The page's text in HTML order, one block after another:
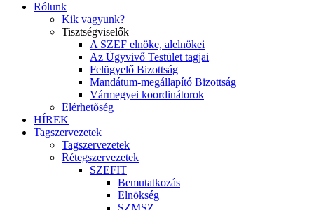
Rólunk
Kik vagyunk?
Tisztségviselők
A SZEF elnöke, alelnökei
Az Ügyvivő Testület tagjai
Felügyelő Bizottság
Mandátum-megállapító Bizottság
Vármegyei koordinátorok
Elérhetőség
HÍREK
Tagszervezetek
Tagszervezetek
Rétegszervezetek
SZEFIT
Bemutatkozás
Elnökség